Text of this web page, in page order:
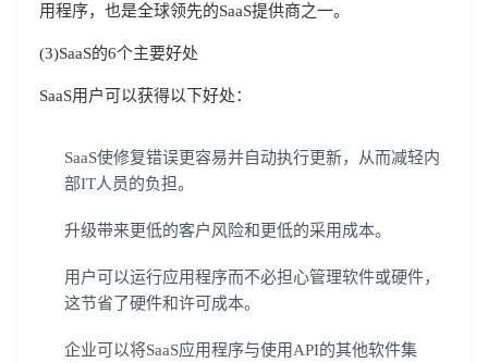
用程序，也是全球领先的SaaS提供商之一。
(3)SaaS的6个主要好处
SaaS用户可以获得以下好处：
SaaS使修复错误更容易并自动执行更新，从而减轻内
部IT人员的负担。
升级带来更低的客户风险和更低的采用成本。
用户可以运行应用程序而不必担心管理软件或硬件，
这节省了硬件和许可成本。
企业可以将SaaS应用程序与使用API的其他软件集